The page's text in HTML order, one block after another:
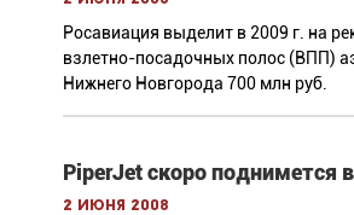
Росавиация выделит в 2009 г. на
взлетно-посадочных полос (ВПП)
Нижнего Новгорода 700 млн руб.
PiperJet скоро поднимется
2 июня 2008